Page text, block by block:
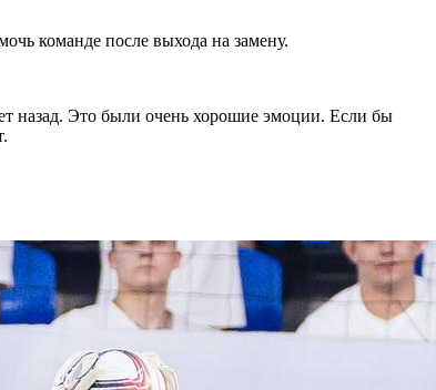
команде после выхода на замену.
назад. Это были очень хорошие эмоции. Если бы